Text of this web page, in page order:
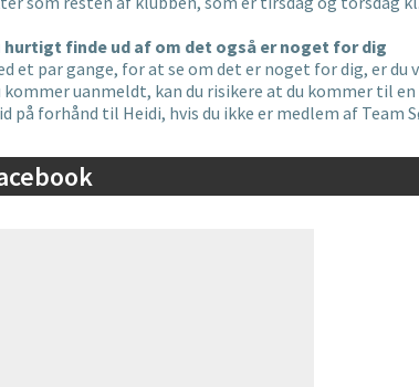
hurtigt finde ud af om det også er noget for dig
et par gange, for at se om det er noget for dig, er
uanmeldt, kan du risikere at du kommer til
forhånd til Heidi, hvis du ikke er medlem af Team